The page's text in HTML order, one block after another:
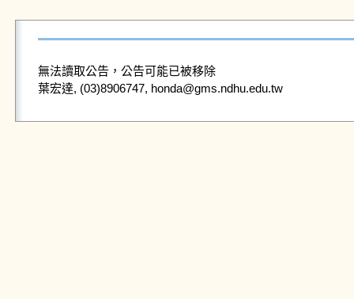
無法讀取公告，公告可能已被移除
葉宏達, (03)8906747, honda@gms.ndhu.edu.tw